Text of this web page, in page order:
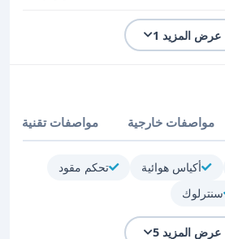
عرض المزيد 1
مواصفات خارجية مواصفات تقنية
أكياس هوائية
تحكم مقود
سنترلوك
عرض المزيد 5